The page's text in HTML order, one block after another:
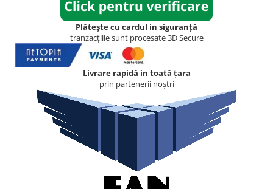
Plătește cu cardul in siguranță
tranzacțiile sunt procesate 3D Secure
Livrare rapidă in toată țara
prin partenerii noștri